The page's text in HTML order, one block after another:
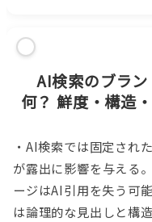
AI検索のブラ
何？ 鮮度・構造
・AI検索では固定され
が露出に影響を与える
ージはAI引用を失う可
は論理的な見出しと構